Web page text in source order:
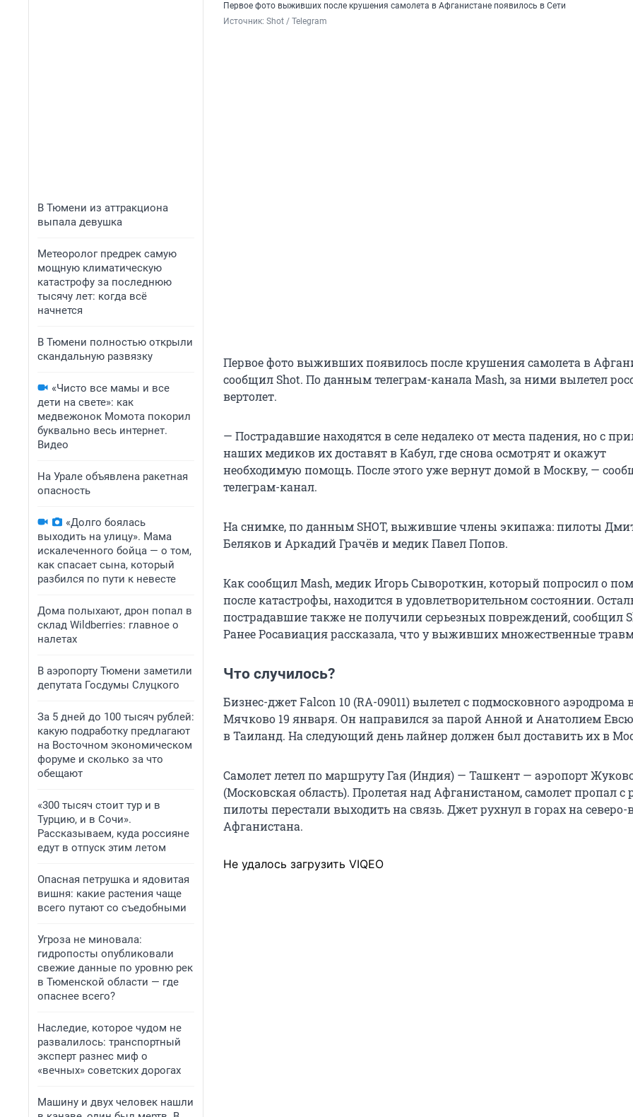
В Тюмени из аттракциона
выпала девушка
Метеоролог предрек самую
мощную климатическую
катастрофу за последнюю
тысячу лет: когда всё
начнется
В Тюмени полностью открыли
скандальную развязку
«Чисто все мамы и все
дети на свете»: как
медвежонок Момота покорил
буквально весь интернет.
Видео
На Урале объявлена ракетная
опасность
«Долго боялась
выходить на улицу». Мама
искалеченного бойца — о том,
как спасает сына, который
разбился по пути к невесте
Дома полыхают, дрон попал в
склад Wildberries: главное о
налетах
В аэропорту Тюмени заметили
депутата Госдумы Слуцкого
За 5 дней до 100 тысяч рублей:
какую подработку предлагают
на Восточном экономическом
форуме и сколько за что
обещают
«300 тысяч стоит тур и в
Турцию, и в Сочи».
Рассказываем, куда россияне
едут в отпуск этим летом
Опасная петрушка и ядовитая
вишня: какие растения чаще
всего путают со съедобными
Угроза не миновала:
гидропосты опубликовали
свежие данные по уровню рек
в Тюменской области — где
опаснее всего?
Наследие, которое чудом не
развалилось: транспортный
эксперт разнес миф о
«вечных» советских дорогах
Машину и двух человек нашли
Первое фото выживших после крушения самолета в Афганистане появилось в Сети
Источник: Shot / Telegram
Первое фото выживших появилось после крушения самолета в
сообщил Shot. По данным телеграм-канала Mash, за ними вылетел
вертолет.
— Пострадавшие находятся в селе недалеко от места падения, но с
наших медиков их доставят в Кабул, где снова осмотрят и окажут
необходимую помощь. После этого уже вернут домой в Москву, —
телеграм-канал.
На снимке, по данным SHOT, выжившие члены экипажа: пилоты
Беляков и Аркадий Грачёв и медик Павел Попов.
Как сообщил Mash, медик Игорь Сывороткин, который попросил о
после катастрофы, находится в удовлетворительном состоянии.
пострадавшие также не получили серьезных повреждений, сообщил
Ранее Росавиация рассказала, что у выживших множественные
Что случилось?
Бизнес-джет Falcon 10 (RA-09011) вылетел с подмосковного аэродрома
Мячково 19 января. Он направился за парой Анной и Анатолием
в Таиланд. На следующий день лайнер должен был доставить их в
Самолет летел по маршруту Гая (Индия) — Ташкент — аэропорт
(Московская область). Пролетая над Афганистаном, самолет пропал с
пилоты перестали выходить на связь. Джет рухнул в горах на северо-
Афганистана.
Не удалось загрузить VIQEO